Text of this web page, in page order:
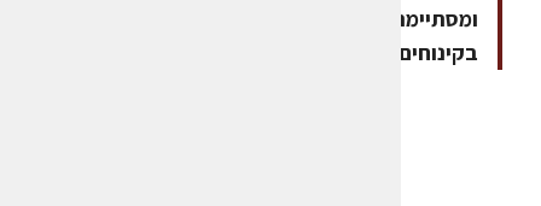
ומסתיימת
בקינוחים